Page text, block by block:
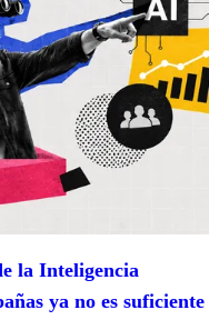
la Inteligencia
ya no es suficiente